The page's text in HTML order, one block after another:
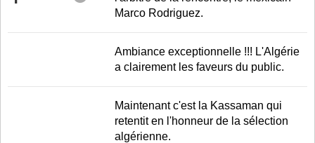
Marco Rodriguez.
Ambiance exceptionnelle !!! L'Algérie
a clairement les faveurs du public.
Maintenant c'est la Kassaman qui
retentit en l'honneur de la sélection
algérienne.